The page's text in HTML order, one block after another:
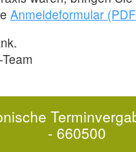
Anmeldeformular
- 660500